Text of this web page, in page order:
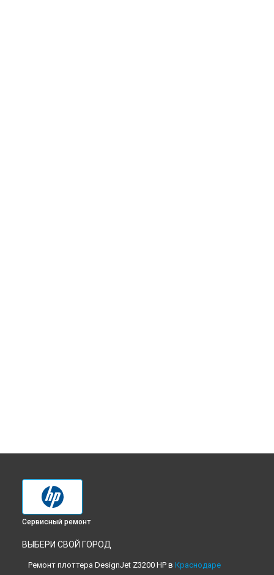
Сервисный ремонт
ВЫБЕРИ СВОЙ ГОРОД
Ремонт плоттера DesignJet Z3200 HP в Краснодаре